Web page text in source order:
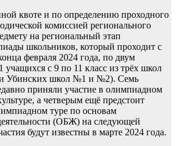
квоте и по определению проходного
комиссией регионального
на региональный этап
школьников, который проходит с
февраля 2024 года, по двум
с 9 по 11 класс из трёх школ
и Убинских школ №1 и №2). Семь
приняли участие в олимпиадном
а четверым ещё предстоит
туре по основам
(ОБЖ) на следующей
будут известны в марте 2024 года.